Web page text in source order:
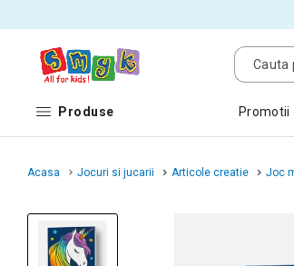
Produse Promotii
Acasa Jocuri si jucarii Articole creatie Joc